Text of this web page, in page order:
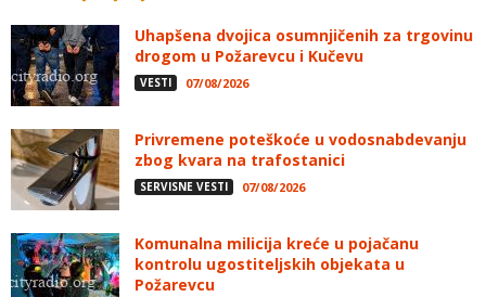
Uhapšena dvojica osumnjičenih za trgovinu
drogom u Požarevcu i Kučevu
VESTI 07/08/2026
Privremene poteškoće u vodosnabdevanju
zbog kvara na trafostanici
SERVISNE VESTI 07/08/2026
Komunalna milicija kreće u pojačanu
kontrolu ugostiteljskih objekata u
Požarevcu